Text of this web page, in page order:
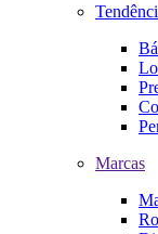
Marcas